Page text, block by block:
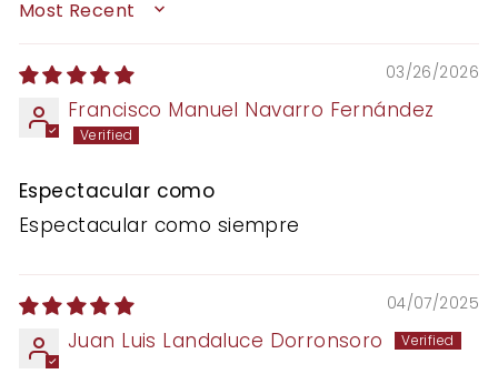
SORT BY
03/26/2026
Francisco Manuel Navarro Fernández
Espectacular como
Espectacular como siempre
04/07/2025
Juan Luis Landaluce Dorronsoro